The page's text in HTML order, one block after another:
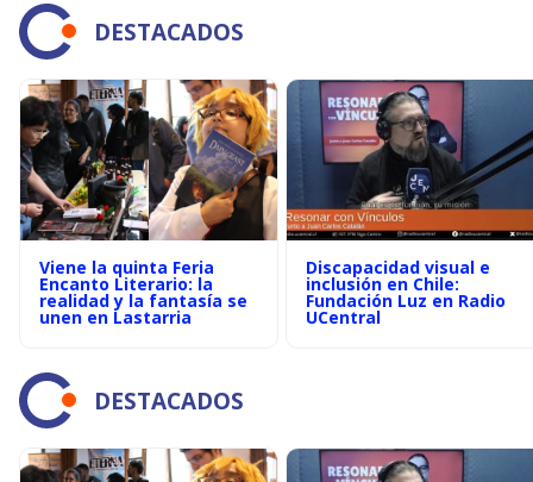
DESTACADOS
Viene la quinta Feria
Encanto Literario: la
realidad y la fantasía se
unen en Lastarria
Discapacidad visual e
inclusión en Chile:
Fundación Luz en Radio
UCentral
DESTACADOS